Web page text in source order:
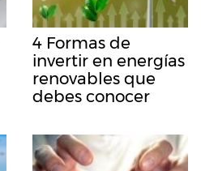
4 Formas de
invertir en energías
renovables que
debes conocer